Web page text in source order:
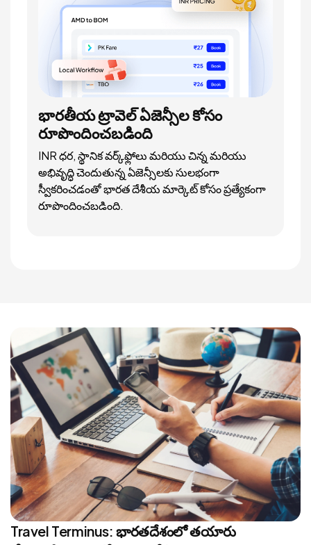
భారతీయ ట్రావెల్ ఏజెన్సీల కోసం
రూపొందించబడింది
INR ధర, స్థానిక వర్క్‌ఫ్లోలు మరియు చిన్న మరియు
అభివృద్ధి చెందుతున్న ఏజెన్సీలకు సులభంగా
స్వీకరించడంతో భారత దేశీయ మార్కెట్ కోసం ప్రత్యేకంగా
రూపొందించబడింది.
Travel Terminus: భారతదేశంలో తయారు